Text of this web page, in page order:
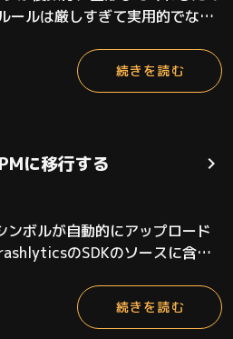
ルは厳しすぎて実用的でない
続きを読む
に移行する
ボルが自動的にアップロード
のSDKのソースに含ま
続きを読む